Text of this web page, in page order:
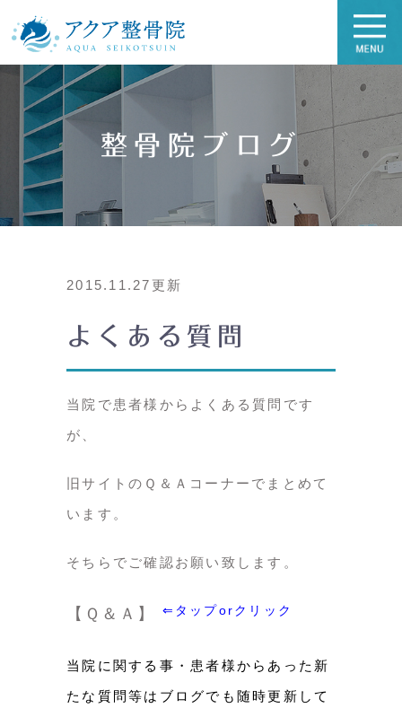
整骨院ブログ
2015.11.27更新
よくある質問
当院で患者様からよくある質問です
が、
旧サイトのＱ＆Ａコーナーでまとめて
います。
そちらでご確認お願い致します。
【Ｑ＆Ａ】 ⇐タップorクリック
当院に関する事・患者様からあった新
たな質問等はブログでも随時更新して